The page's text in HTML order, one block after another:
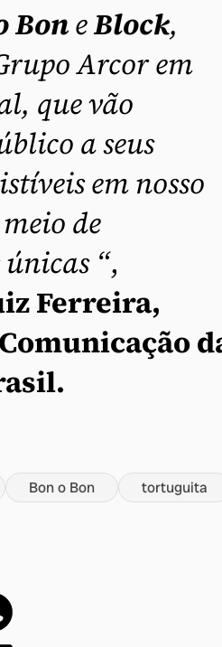
BoneBlock,
Arcor em
que vão
a seus
em nosso
de
“,
Ferreira,
Bon o Bon tortuguita